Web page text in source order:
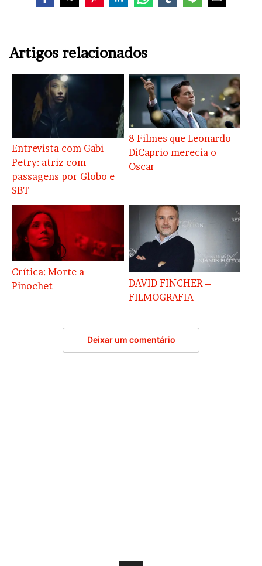
Artigos relacionados
Entrevista com Gabi
Petry: atriz com
passagens por Globo e
SBT
8 Filmes que Leonardo
DiCaprio merecia o
Oscar
Crítica: Morte a
Pinochet
DAVID FINCHER –
FILMOGRAFIA
Deixar um comentário